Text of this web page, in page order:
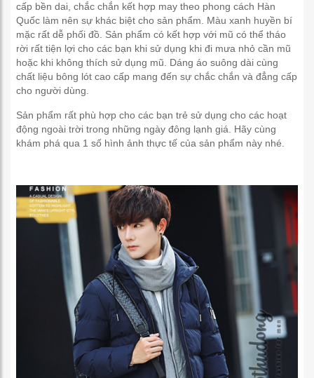
cấp bền dai, chắc chắn kết hợp may theo phong cách Hàn
Quốc làm nên sự khác biệt cho sản phẩm. Màu xanh huyền bí
mặc rất dễ phối đồ. Sản phẩm có kết hợp với mũ có thể tháo
rời rất tiện lợi cho các bạn khi sử dụng khi đi mưa nhỏ cần mũ
hoặc khi không thích sử dụng mũ. Dáng áo suông dài cùng
chất liệu bông lót cao cấp mang đến sự chắc chắn và đẳng cấp
cho người dùng.
Sản phẩm rất phù hợp cho các bạn trẻ sử dụng cho các hoạt
động ngoài trời trong những ngày đông lạnh giá. Hãy cùng
khám phá qua 1 số hình ảnh thực tế của sản phẩm này nhé.